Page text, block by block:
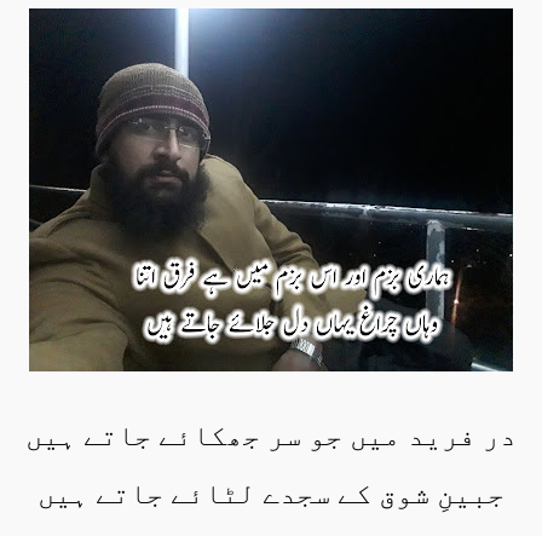
در فرید میں جو سر جھکائے جاتے ہیں
جبینِ شوق کے سجدے لٹائے جاتے ہیں